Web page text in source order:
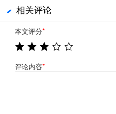
相关评论
本文评分*
评论内容*